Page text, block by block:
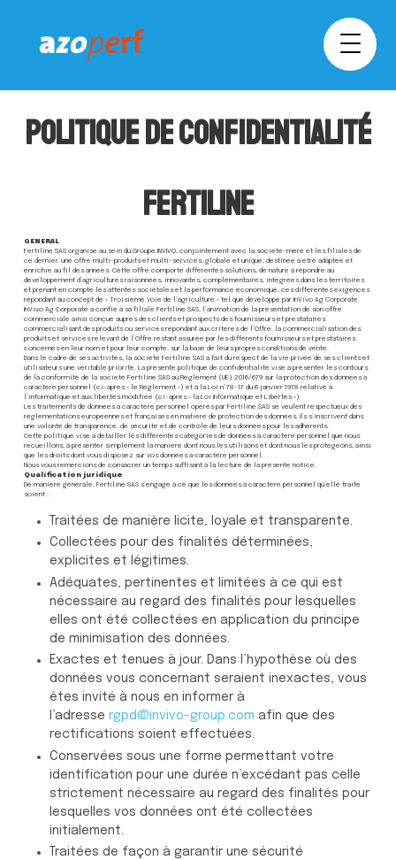
Politique de confidentialité
FERTILINE
GÉNÉRAL
Fertiline SAS organise au sein du Groupe INVIVO, conjointement avec la société-mère et les filiales de
ce dernier, une offre multi-produits et multi-services, globale et unique, destinée à être adaptée et
enrichie au fil des années. Cette offre comporte différentes solutions, de nature à répondre au
développement d’agricultures raisonnées, innovantes, complémentaires, intégrées dans les territoires
et prenant en compte les attentes sociétales et la performance économique, ces différentes exigences
répondant au concept de « Troisième voie de l’agriculture » tel que développé par InVivo Ag Corporate.
InVivo Ag Corporate a confié à sa filiale Fertiline SAS, l’animation de la présentation de son offre
commerciale ainsi conçue auprès des clients et prospects des fournisseurs et prestataires
commercialisant des produits ou services répondant aux critères de l’Offre, la commercialisation des
produits et services relevant de l’Offre restant assurée par les différents fournisseurs et prestataires
concernés en leur nom et pour leur compte, sur la base de leurs propres conditions de vente.
Dans le cadre de ses activités, la société Fertiline SAS a fait du respect de la vie privée de ses clients et
utilisateurs une véritable priorité. La présente politique de confidentialité vise à présenter les contours
de la conformité de la société Fertiline SAS au Règlement (UE) 2016/679 sur la protection des données à
caractère personnel (ci-après « le Règlement ») et à la Loi n°78-17 du 6 janvier 1978 relative à
l’informatique et aux libertés modifiée (ci-après « la Loi Informatique et Libertés »).
Les traitements de données à caractère personnel opérés par Fertiline SAS se veulent respectueux des
réglementations européennes et françaises en matière de protection des données. Ils s’inscrivent dans
une volonté de transparence, de sécurité et de contrôle de leurs données pour les adhérents.
Cette politique vise à détailler les différentes catégories de données à caractère personnel que nous
recueillons, à présenter simplement la manière dont nous les utilisons et dont nous les protégeons, ainsi
que les droits dont vous disposez sur vos données à caractère personnel.
Nous vous remercions de consacrer un temps suffisant à la lecture de la présente notice.
Qualification juridique
De manière générale, Fertiline SAS s’engage à ce que les données à caractère personnel qu’elle traite
soient :
Traitées de manière licite, loyale et transparente.
Collectées pour des finalités déterminées,
explicites et légitimes.
Adéquates, pertinentes et limitées à ce qui est
nécessaire au regard des finalités pour lesquelles
elles ont été collectées en application du principe
de minimisation des données.
Exactes et tenues à jour. Dans l’hypothèse où des
données vous concernant seraient inexactes, vous
êtes invité à nous en informer à
l’adresse rgpd@invivo-group.com afin que des
rectifications soient effectuées.
Conservées sous une forme permettant votre
identification pour une durée n’excédant pas celle
strictement nécessaire au regard des finalités pour
lesquelles vos données ont été collectées
initialement.
Traitées de façon à garantir une sécurité